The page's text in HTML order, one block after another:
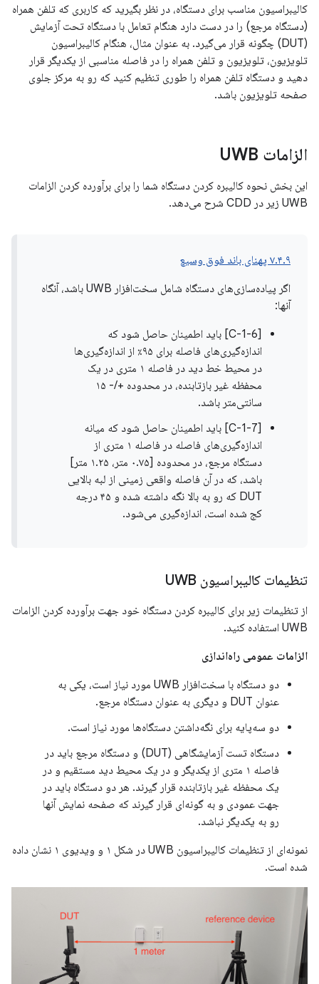
کالیبراسیون مناسب برای دستگاه، در نظر بگیرید که کاربری که تلفن همراه
(دستگاه مرجع) را در دست دارد هنگام تعامل با دستگاه تحت آزمایش
(DUT) چگونه قرار می‌گیرد. به عنوان مثال، هنگام کالیبراسیون
تلویزیون، تلویزیون و تلفن همراه را در فاصله مناسبی از یکدیگر قرار
دهید و دستگاه تلفن همراه را طوری تنظیم کنید که رو به مرکز جلوی
صفحه تلویزیون باشد.
الزامات UWB
این بخش نحوه کالیبره کردن دستگاه شما را برای برآورده کردن الزامات
UWB زیر در CDD شرح می‌دهد.
۷.۴.۹ پهنای باند فوق وسیع
اگر پیاده‌سازی‌های دستگاه شامل سخت‌افزار UWB باشد، آنگاه
آنها:
[C-1-6] باید اطمینان حاصل شود که
اندازه‌گیری‌های فاصله برای ۹۵٪ از اندازه‌گیری‌ها
در محیط خط دید در فاصله ۱ متری در یک
محفظه غیر بازتابنده، در محدوده +/- ۱۵
سانتی‌متر باشد.
[C-1-7] باید اطمینان حاصل شود که میانه
اندازه‌گیری‌های فاصله در فاصله ۱ متری از
دستگاه مرجع، در محدوده [۰.۷۵ متر، ۱.۲۵ متر]
باشد، که در آن فاصله واقعی زمینی از لبه بالایی
DUT که رو به بالا نگه داشته شده و ۴۵ درجه
کج شده است، اندازه‌گیری می‌شود.
تنظیمات کالیبراسیون UWB
از تنظیمات زیر برای کالیبره کردن دستگاه خود جهت برآورده کردن الزامات
UWB استفاده کنید.
الزامات عمومی راه‌اندازی
دو دستگاه با سخت‌افزار UWB مورد نیاز است، یکی به
عنوان DUT و دیگری به عنوان دستگاه مرجع.
دو سه‌پایه برای نگه‌داشتن دستگاه‌ها مورد نیاز است.
دستگاه تست آزمایشگاهی (DUT) و دستگاه مرجع باید در
فاصله ۱ متری از یکدیگر و در یک محیط دید مستقیم و در
یک محفظه غیر بازتابنده قرار گیرند. هر دو دستگاه باید در
جهت عمودی و به گونه‌ای قرار گیرند که صفحه نمایش آنها
رو به یکدیگر نباشد.
نمونه‌ای از تنظیمات کالیبراسیون UWB در شکل ۱ و ویدیوی ۱ نشان داده
شده است.